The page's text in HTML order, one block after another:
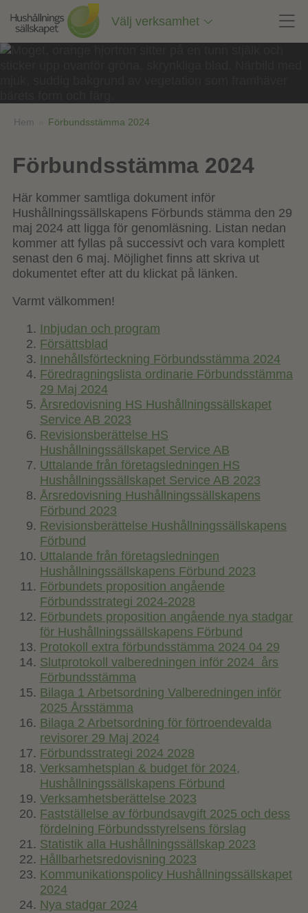
innehåll
sidan
Välj verksamhet
Hem Förbundsstämma 2024
Förbundsstämma 2024
Här kommer samtliga dokument inför
Hushållningssällskapens Förbunds stämma den 29
maj 2024 att ligga för genomläsning. Listan nedan
kommer att fyllas på successivt och vara komplett
senast den 6 maj. Möjlighet finns att skriva ut
dokumentet efter att du klickat på länken.
Varmt välkommen!
Inbjudan och program
Försättsblad
Innehållsförteckning Förbundsstämma 2024
Föredragningslista ordinarie Förbundsstämma
29 Maj 2024
Årsredovisning HS Hushållningssällskapet
Service AB 2023
Revisionsberättelse HS
Hushållningssällskapet Service AB
Uttalande från företagsledningen HS
Hushållningssällskapet Service AB 2023
Årsredovisning Hushållningssällskapens
Förbund 2023
Revisionsberättelse Hushållningssällskapens
Förbund
Uttalande från företagsledningen
Hushållningssällskapens Förbund 2023
Förbundets proposition angående
Förbundsstrategi 2024-2028
Förbundets proposition angående nya stadgar
för Hushållningssällskapens Förbund
Protokoll extra förbundsstämma 2024 04 29
Slutprotokoll valberedningen inför 2024 års
Förbundsstämma
Bilaga 1 Arbetsordning Valberedningen inför
2025 Årsstämma
Bilaga 2 Arbetsordning för förtroendevalda
revisorer 29 Maj 2024
Förbundsstrategi 2024 2028
Verksamhetsplan & budget för 2024,
Hushållningssällskapens Förbund
Verksamhetsberättelse 2023
Fastställelse av förbundsavgift 2025 och dess
fördelning Förbundsstyrelsens förslag
Statistik alla Hushållningssällskap 2023
Hållbarhetsredovisning 2023
Kommunikationspolicy Hushållningssällskapet
2024
Nya stadgar 2024